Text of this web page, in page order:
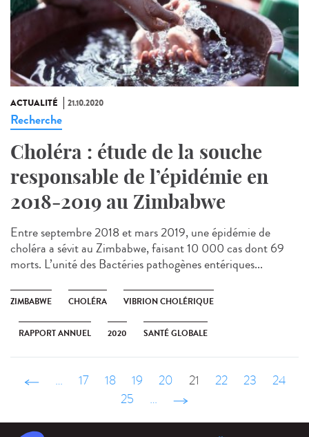
ACTUALITÉ 21.10.2020
Recherche
Choléra : étude de la souche
responsable de l’épidémie en
2018-2019 au Zimbabwe
Entre septembre 2018 et mars 2019, une épidémie de
choléra a sévit au Zimbabwe, faisant 10 000 cas dont 69
morts. L’unité des Bactéries pathogènes entériques...
ZIMBABWE CHOLÉRA VIBRION CHOLÉRIQUE
RAPPORT ANNUEL 2020 SANTÉ GLOBALE
‹ précédent
… 17 18 19 20 21 22 23
24
25
… suivant ›